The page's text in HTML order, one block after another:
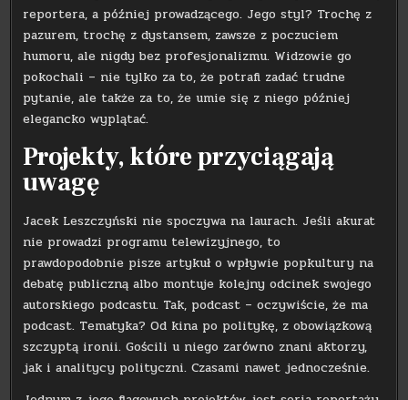
reportera, a później prowadzącego. Jego styl? Trochę z
pazurem, trochę z dystansem, zawsze z poczuciem
humoru, ale nigdy bez profesjonalizmu. Widzowie go
pokochali – nie tylko za to, że potrafi zadać trudne
pytanie, ale także za to, że umie się z niego później
elegancko wyplątać.
Projekty, które przyciągają
uwagę
Jacek Leszczyński nie spoczywa na laurach. Jeśli akurat
nie prowadzi programu telewizyjnego, to
prawdopodobnie pisze artykuł o wpływie popkultury na
debatę publiczną albo montuje kolejny odcinek swojego
autorskiego podcastu. Tak, podcast – oczywiście, że ma
podcast. Tematyka? Od kina po politykę, z obowiązkową
szczyptą ironii. Gościli u niego zarówno znani aktorzy,
jak i analitycy polityczni. Czasami nawet jednocześnie.